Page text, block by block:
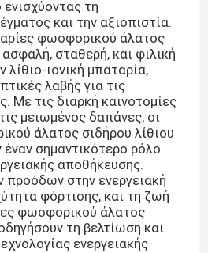
τη
και την αξιοπιστία.
φωσφορικού άλατος
σταθερή, και φιλική
ιονική μπαταρία,
λαβής για τις
Με τις διαρκή καινοτομίες
μειωμένος δαπάνες, οι
άλατος σιδήρου λίθιου
σημαντικότερο ρόλο
αποθήκευσης.
στην ενεργειακή
φόρτισης, και τη ζωή
φωσφορικού άλατος
τη βελτίωση και
ενεργειακής